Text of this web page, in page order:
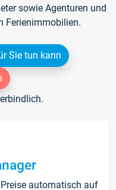
sowie Agenturen und
Ferienimmobilien.
Sie tun kann
automatisch auf